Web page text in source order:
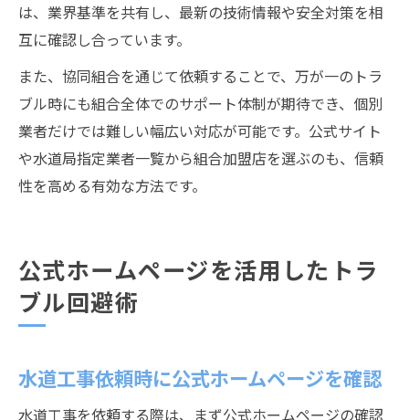
は、業界基準を共有し、最新の技術情報や安全対策を相
互に確認し合っています。
また、協同組合を通じて依頼することで、万が一のトラ
ブル時にも組合全体でのサポート体制が期待でき、個別
業者だけでは難しい幅広い対応が可能です。公式サイト
や水道局指定業者一覧から組合加盟店を選ぶのも、信頼
性を高める有効な方法です。
公式ホームページを活用したトラ
ブル回避術
水道工事依頼時に公式ホームページを確認
水道工事を依頼する際は、まず公式ホームページの確認